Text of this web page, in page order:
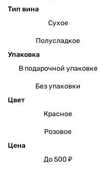
Тип вина
Сухое
Полусладкое
Упаковка
В подарочной упаковке
Без упаковки
Цвет
Красное
Розовое
Цена
До 500 ₽